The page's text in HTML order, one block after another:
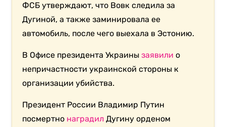
ФСБ утверждают, что Вовк следила за
Дугиной, а также заминировала ее
автомобиль, после чего выехала в Эстонию.
В Офисе президента Украинызаявили о
непричастности украинской стороны к
организации убийства.
Президент России Владимир Путин
посмертно наградил Дугину орденом